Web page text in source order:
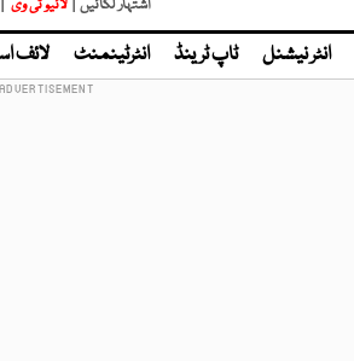
اشتہار لگائیں | لائیو ٹی وی
انٹر نیشنل ٹاپ ٹرینڈ انٹرٹینمنٹ لائف